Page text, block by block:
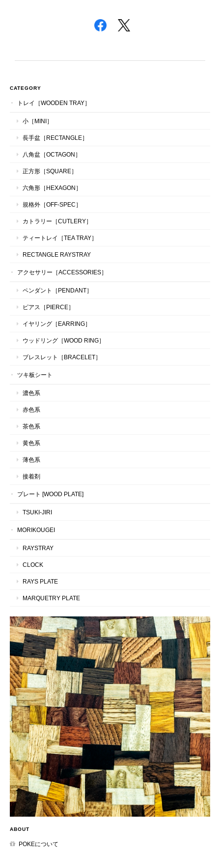
CATEGORY
トレイ［WOODEN TRAY］
小［MINI］
長手盆［RECTANGLE］
八角盆［OCTAGON］
正方形［SQUARE］
六角形［HEXAGON］
規格外［OFF-SPEC］
カトラリー［CUTLERY］
ティートレイ［TEA TRAY］
RECTANGLE RAYSTRAY
アクセサリー［ACCESSORIES］
ペンダント［PENDANT］
ピアス［PIERCE］
イヤリング［EARRING］
ウッドリング［WOOD RING］
ブレスレット［BRACELET］
ツキ板シート
濃色系
赤色系
茶色系
黄色系
薄色系
接着剤
プレート [WOOD PLATE]
TSUKI-JIRI
MORIKOUGEI
RAYSTRAY
CLOCK
RAYS PLATE
MARQUETRY PLATE
ABOUT
POKEについて